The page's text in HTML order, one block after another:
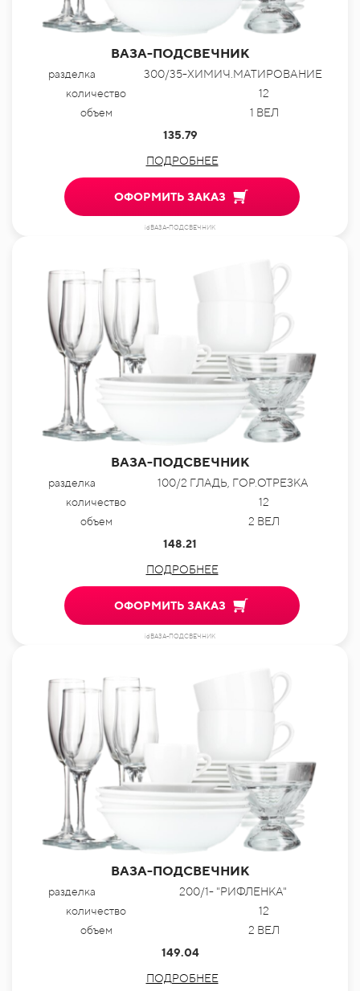
ВАЗА-ПОДСВЕЧНИК
разделка
300/35-ХИМИЧ.МАТИРОВАНИЕ
количество
12
объем
1 ВЕЛ
135.79
ПОДРОБНЕЕ
ОФОРМИТЬ ЗАКАЗ
idВАЗА-ПОДСВЕЧНИК
ВАЗА-ПОДСВЕЧНИК
разделка
100/2 ГЛАДЬ, ГОР.ОТРЕЗКА
количество
12
объем
2 ВЕЛ
148.21
ПОДРОБНЕЕ
ОФОРМИТЬ ЗАКАЗ
idВАЗА-ПОДСВЕЧНИК
ВАЗА-ПОДСВЕЧНИК
разделка
200/1- "РИФЛЕНКА"
количество
12
объем
2 ВЕЛ
149.04
ПОДРОБНЕЕ